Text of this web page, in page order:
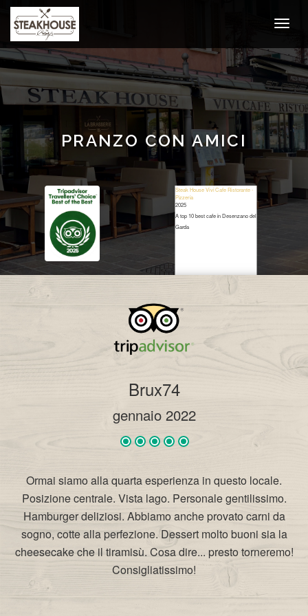
​PRANZO CON AMICI
Steak House Vivi Cafe Ristorante -
Pizzeria
2025
A top 10 best cafe in Desenzano del
Garda
Restaurant Guru
Brux74
gennaio 2022
Ormai siamo alla quarta esperienza in questo locale.
Posizione centrale. Vista lago. Personale gentilissimo.
Hamburger deliziosi. Abbiamo anche provato carni da
sogno, cotte alla perfezione. Dessert molto buoni sia la
cheesecake che il tiramisù. Cosa dire... presto torneremo!
Consigliatissimo!